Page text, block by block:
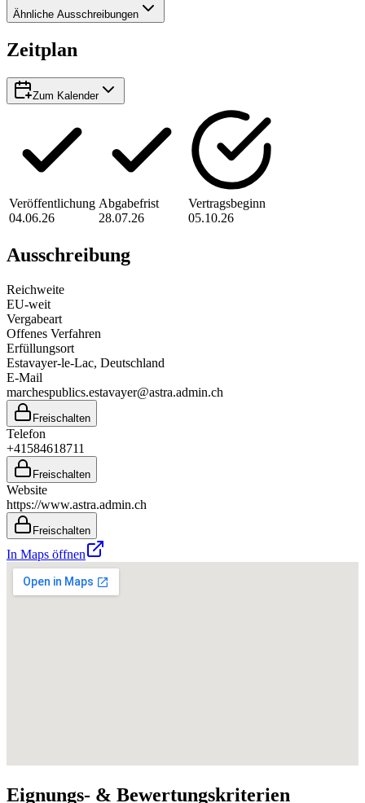
Ähnliche Ausschreibungen
Zeitplan
Zum Kalender
Veröffentlichung
04.06.26
Abgabefrist
28.07.26
Vertragsbeginn
05.10.26
Ausschreibung
Reichweite
EU-weit
Vergabeart
Offenes Verfahren
Erfüllungsort
Estavayer-le-Lac, Deutschland
E-Mail
marchespublics.estavayer@astra.admin.ch
Freischalten
Telefon
+41584618711
Freischalten
Website
https://www.astra.admin.ch
Freischalten
In Maps öffnen
Eignungs- & Bewertungskriterien